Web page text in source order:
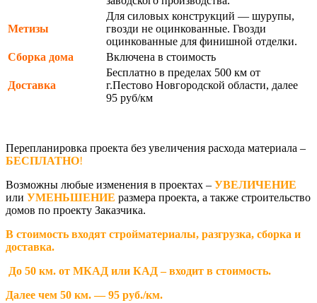
Метизы
Для силовых конструкций — шурупы,
гвозди не оцинкованные. Гвозди
оцинкованные для финишной отделки.
Сборка дома
Включена в стоимость
Доставка
Бесплатно в пределах 500 км от
г.Пестово Новгородской области, далее
95 руб/км
Перепланировка проекта без увеличения расхода материала –
БЕСПЛАТНО!
Возможны любые изменения в проектах – УВЕЛИЧЕНИЕ
или УМЕНЬШЕНИЕ размера проекта, а также строительство
домов по проекту Заказчика.
В стоимость входят стройматериалы, разгрузка, сборка и
доставка.
До 50 км. от МКАД или КАД – входит в стоимость.
Далее чем 50 км. — 95 руб./км.